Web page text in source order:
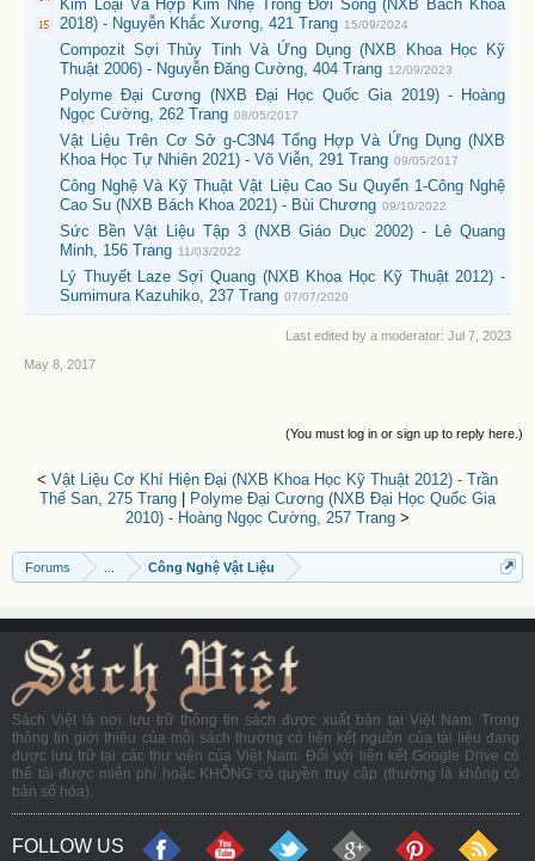
Kim Loại Và Hợp Kim Nhẹ Trong Đời Sống (NXB Bách Khoa
2018) - Nguyễn Khắc Xương, 421 Trang 15/09/2024
Compozit Sợi Thủy Tinh Và Ứng Dụng (NXB Khoa Học Kỹ
Thuật 2006) - Nguyễn Đăng Cường, 404 Trang 12/09/2023
Polyme Đại Cương (NXB Đại Học Quốc Gia 2019) - Hoàng
Ngọc Cường, 262 Trang 08/05/2017
Vật Liệu Trên Cơ Sở g-C3N4 Tổng Hợp Và Ứng Dụng (NXB
Khoa Học Tự Nhiên 2021) - Võ Viễn, 291 Trang 09/05/2017
Công Nghệ Và Kỹ Thuật Vật Liệu Cao Su Quyển 1-Công Nghệ
Cao Su (NXB Bách Khoa 2021) - Bùi Chương 09/10/2022
Sức Bền Vật Liệu Tập 3 (NXB Giáo Dục 2002) - Lê Quang
Minh, 156 Trang 11/03/2022
Lý Thuyết Laze Sợi Quang (NXB Khoa Học Kỹ Thuật 2012) -
Sumimura Kazuhiko, 237 Trang 07/07/2020
Last edited by a moderator: Jul 7, 2023
May 8, 2017
(You must log in or sign up to reply here.)
< Vật Liệu Cơ Khí Hiện Đại (NXB Khoa Học Kỹ Thuật 2012) - Trần
Thế San, 275 Trang
Polyme Đại Cương (NXB Đại Học Quốc Gia
2010) - Hoàng Ngọc Cường, 257 Trang >
Forums Công Nghệ Vật Liệu
Sách Việt là nơi lưu trữ thông tin sách được xuất bản tại Việt Nam. Trong
thông tin giới thiệu của mỗi sách thường có liên kết nguồn của tài liệu đang
được lưu trữ tại các thư viện của Việt Nam. Đối với liên kết Google Drive có
thể tải được miễn phí hoặc KHÔNG có quyền truy cập (thường là không có
bản số hóa).
FOLLOW US